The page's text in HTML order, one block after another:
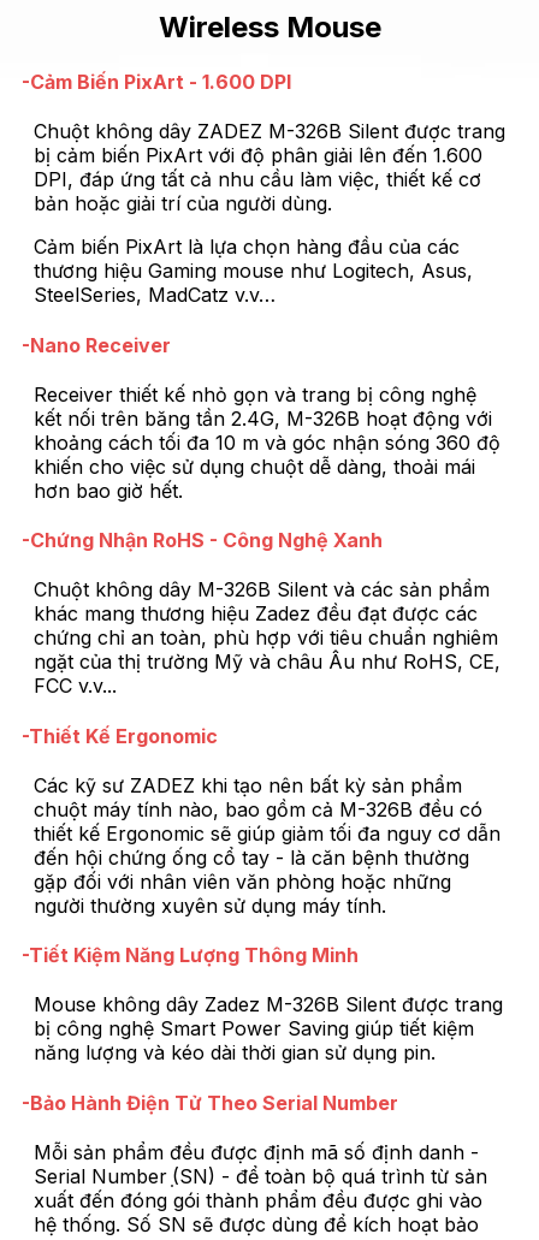
Wireless Mouse
-Cảm Biến PixArt - 1.600 DPI
Chuột không dây ZADEZ M-326B Silent được trang
bị cảm biến PixArt với độ phân giải lên đến 1.600
DPI, đáp ứng tất cả nhu cầu làm việc, thiết kế cơ
bản hoặc giải trí của người dùng.
Cảm biến PixArt là lựa chọn hàng đầu của các
thương hiệu Gaming mouse như Logitech, Asus,
SteelSeries, MadCatz v.v…
-Nano Receiver
Receiver thiết kế nhỏ gọn và trang bị công nghệ
kết nối trên băng tần 2.4G, M-326B hoạt động với
khoảng cách tối đa 10 m và góc nhận sóng 360 độ
khiến cho việc sử dụng chuột dễ dàng, thoải mái
hơn bao giờ hết.
-Chứng Nhận RoHS - Công Nghệ Xanh
Chuột không dây M-326B Silent và các sản phẩm
khác mang thương hiệu Zadez đều đạt được các
chứng chỉ an toàn, phù hợp với tiêu chuẩn nghiêm
ngặt của thị trường Mỹ và châu Âu như RoHS, CE,
FCC v.v...
-Thiết Kế Ergonomic
Các kỹ sư ZADEZ khi tạo nên bất kỳ sản phẩm
chuột máy tính nào, bao gồm cả M-326B đều có
thiết kế Ergonomic sẽ giúp giảm tối đa nguy cơ dẫn
đến hội chứng ống cổ tay - là căn bệnh thường
gặp đối với nhân viên văn phòng hoặc những
người thường xuyên sử dụng máy tính.
-Tiết Kiệm Năng Lượng Thông Minh
Mouse không dây Zadez M-326B Silent được trang
bị công nghệ Smart Power Saving giúp tiết kiệm
năng lượng và kéo dài thời gian sử dụng pin.
-Bảo Hành Điện Tử Theo Serial Number
Mỗi sản phẩm đều được định mã số định danh -
Serial Number ̣(SN) - để toàn bộ quá trình từ sản
xuất đến đóng gói thành phẩm đều được ghi vào
hệ thống. Số SN sẽ được dùng để kích hoạt bảo